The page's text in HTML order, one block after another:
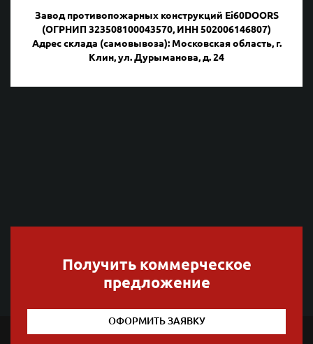
Завод противопожарных конструкций Ei60DOORS
(ОГРНИП 323508100043570, ИНН 502006146807)
Адрес склада (самовывоза): Московская область, г.
Клин, ул. Дурыманова, д. 24
Получить коммерческое
предложение
ОФОРМИТЬ ЗАЯВКУ